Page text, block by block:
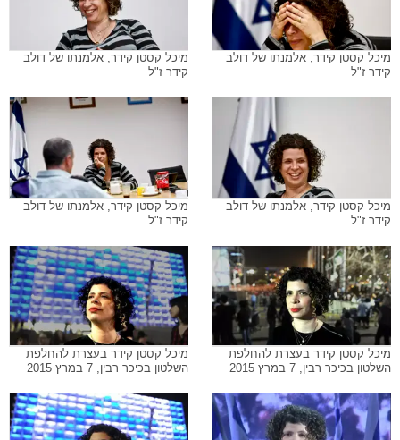
מיכל קסטן קידר, אלמנתו של דולב
קידר ז"ל
מיכל קסטן קידר, אלמנתו של דולב
קידר ז"ל
מיכל קסטן קידר, אלמנתו של דולב
קידר ז"ל
מיכל קסטן קידר, אלמנתו של דולב
קידר ז"ל
מיכל קסטן קידר בעצרת להחלפת
השלטון בכיכר רבין, 7 במרץ 2015
מיכל קסטן קידר בעצרת להחלפת
השלטון בכיכר רבין, 7 במרץ 2015